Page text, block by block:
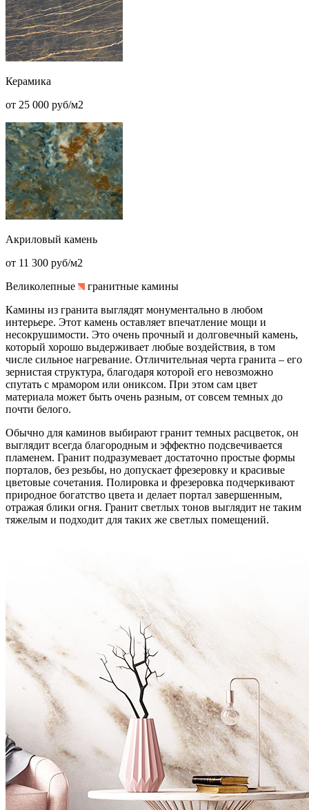
Керамика
от 25 000 руб/м2
Акриловый камень
от 11 300 руб/м2
Великолепные
гранитные камины
Камины из гранита выглядят монументально в любом
интерьере. Этот камень оставляет впечатление мощи и
несокрушимости. Это очень прочный и долговечный камень,
который хорошо выдерживает любые воздействия, в том
числе сильное нагревание. Отличительная черта гранита – его
зернистая структура, благодаря которой его невозможно
спутать с мрамором или ониксом. При этом сам цвет
материала может быть очень разным, от совсем темных до
почти белого.
Обычно для каминов выбирают гранит темных расцветок, он
выглядит всегда благородным и эффектно подсвечивается
пламенем. Гранит подразумевает достаточно простые формы
порталов, без резьбы, но допускает фрезеровку и красивые
цветовые сочетания. Полировка и фрезеровка подчеркивают
природное богатство цвета и делает портал завершенным,
отражая блики огня. Гранит светлых тонов выглядит не таким
тяжелым и подходит для таких же светлых помещений.